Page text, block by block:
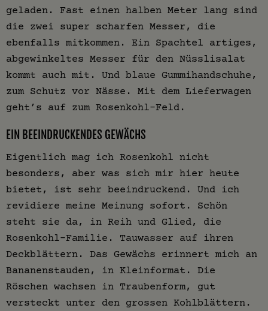
geladen. Fast einen halben Meter lang sind
die zwei super scharfen Messer, die
ebenfalls mitkommen. Ein Spachtel artiges,
abgewinkeltes Messer für den Nüsslisalat
kommt auch mit. Und blaue Gummihandschuhe,
zum Schutz vor Nässe. Mit dem Lieferwagen
geht’s auf zum Rosenkohl-Feld.
EIN BEEINDRUCKENDES GEWÄCHS
Eigentlich mag ich Rosenkohl nicht
besonders, aber was sich mir hier heute
bietet, ist sehr beeindruckend. Und ich
revidiere meine Meinung sofort. Schön
steht sie da, in Reih und Glied, die
Rosenkohl-Familie. Tauwasser auf ihren
Deckblättern. Das Gewächs erinnert mich an
Bananenstauden, in Kleinformat. Die
Röschen wachsen in Traubenform, gut
versteckt unter den grossen Kohlblättern.